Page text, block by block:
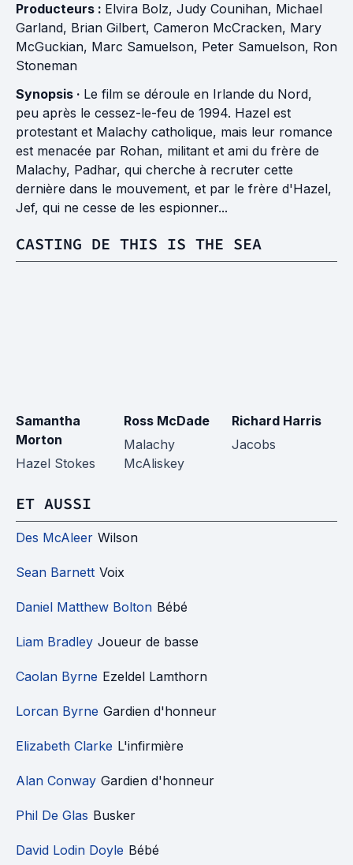
Producteurs : Elvira Bolz, Judy Counihan, Michael
Garland, Brian Gilbert, Cameron McCracken, Mary
McGuckian, Marc Samuelson, Peter Samuelson, Ron
Stoneman
Synopsis · Le film se déroule en Irlande du Nord,
peu après le cessez-le-feu de 1994. Hazel est
protestant et Malachy catholique, mais leur romance
est menacée par Rohan, militant et ami du frère de
Malachy, Padhar, qui cherche à recruter cette
dernière dans le mouvement, et par le frère d'Hazel,
Jef, qui ne cesse de les espionner...
CASTING DE THIS IS THE SEA
Samantha
Morton
Hazel Stokes
Ross McDade
Malachy
McAliskey
Richard Harris
Jacobs
ET AUSSI
Des McAleer Wilson
Sean Barnett Voix
Daniel Matthew Bolton Bébé
Liam Bradley Joueur de basse
Caolan Byrne Ezeldel Lamthorn
Lorcan Byrne Gardien d'honneur
Elizabeth Clarke L'infirmière
Alan Conway Gardien d'honneur
Phil De Glas Busker
David Lodin Doyle Bébé